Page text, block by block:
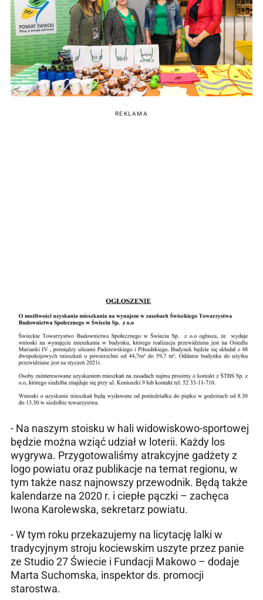
REKLAMA
- Na naszym stoisku w hali widowiskowo-sportowej
będzie można wziąć udział w loterii. Każdy los
wygrywa. Przygotowaliśmy atrakcyjne gadżety z
logo powiatu oraz publikacje na temat regionu, w
tym także nasz najnowszy przewodnik. Będą także
kalendarze na 2020 r. i ciepłe pączki – zachęca
Iwona Karolewska, sekretarz powiatu.
- W tym roku przekazujemy na licytację lalki w
tradycyjnym stroju kociewskim uszyte przez panie
ze Studio 27 Świecie i Fundacji Makowo – dodaje
Marta Suchomska, inspektor ds. promocji
starostwa.